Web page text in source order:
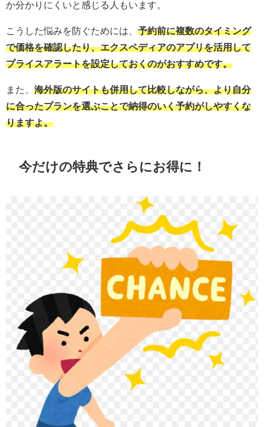
か分かりにくいと感じる人もいます。
こうした悩みを防ぐためには、 予約前に複数のタイミング
で価格を確認したり、エクスペディアのアプリを活用して
プライスアラートを設定しておくのがおすすめです。
また、 海外版のサイトも併用して比較しながら、より自分
に合ったプランを選ぶことで納得のいく予約がしやすくな
りますよ。
今だけの特典でさらにお得に！